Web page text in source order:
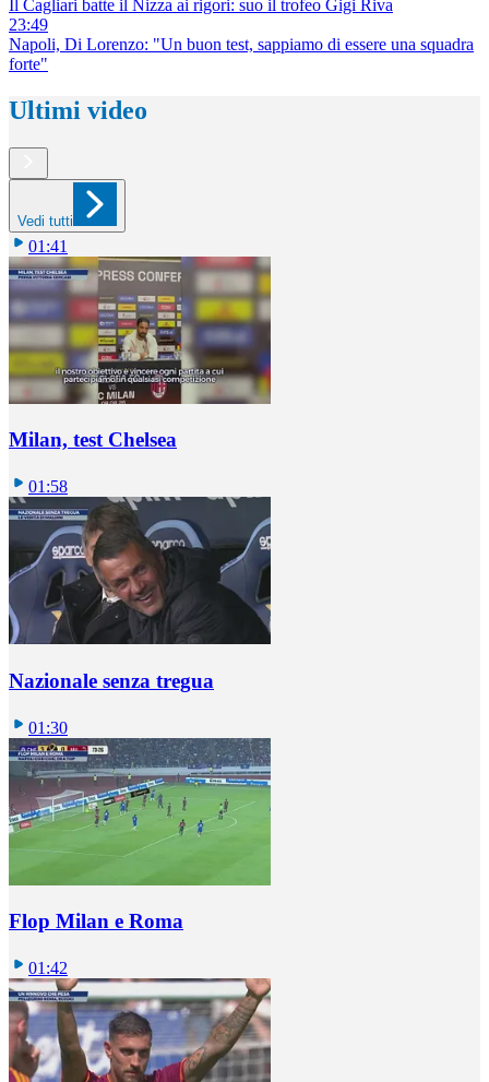
Il Cagliari batte il Nizza ai rigori: suo il trofeo Gigi Riva
23:49
Napoli, Di Lorenzo: "Un buon test, sappiamo di essere una squadra
forte"
Ultimi video
Vedi tutti
01:41
Milan, test Chelsea
01:58
Nazionale senza tregua
01:30
Flop Milan e Roma
01:42